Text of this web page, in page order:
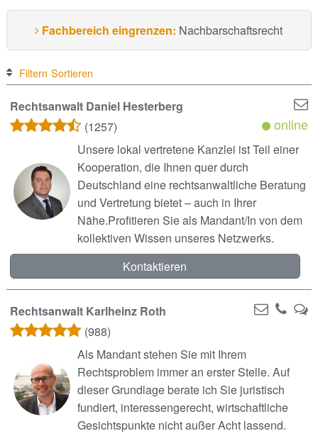
Fachbereich eingrenzen: Nachbarschaftsrecht
Filtern Sortieren
Rechtsanwalt Daniel Hesterberg
(1257)
online
Unsere lokal vertretene Kanzlei ist Teil einer
Kooperation, die Ihnen quer durch
Deutschland eine rechtsanwaltliche Beratung
und Vertretung bietet – auch in Ihrer
Nähe.Profitieren Sie als Mandant/In von dem
kollektiven Wissen unseres Netzwerks.
Kontaktieren
Rechtsanwalt Karlheinz Roth
(988)
Als Mandant stehen Sie mit Ihrem
Rechtsproblem immer an erster Stelle. Auf
dieser Grundlage berate ich Sie juristisch
fundiert, interessengerecht, wirtschaftliche
Gesichtspunkte nicht außer Acht lassend.